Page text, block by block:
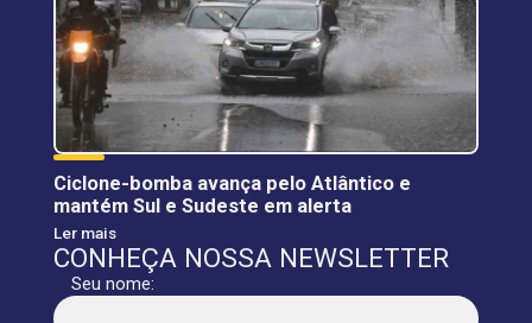
Ciclone-bomba avança pelo Atlântico e
mantém Sul e Sudeste em alerta
Ler mais
CONHEÇA NOSSA NEWSLETTER
Seu nome: